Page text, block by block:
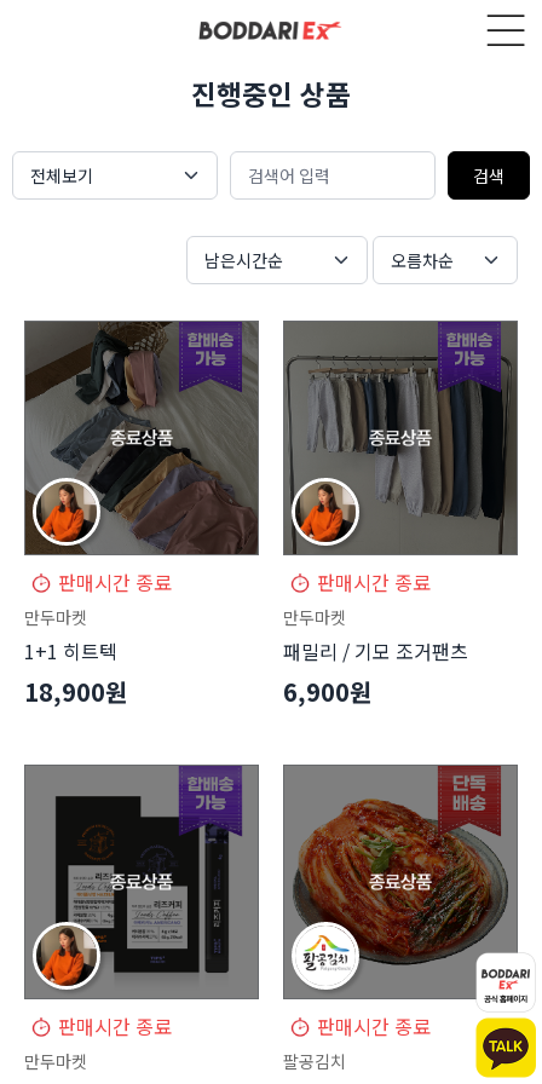
진행중인 상품
전체보기
남은시간순 오름차순
판매시간 종료
만두마켓
1+1 히트텍
18,900원
판매시간 종료
만두마켓
패밀리 / 기모 조거팬츠
6,900원
판매시간 종료
만두마켓
판매시간 종료
팔공김치